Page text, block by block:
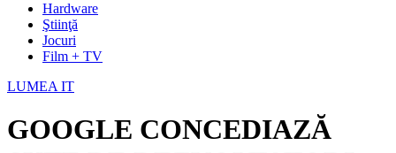
Hardware
Ştiinţă
Jocuri
Film + TV
LUMEA IT
GOOGLE CONCEDIAZĂ